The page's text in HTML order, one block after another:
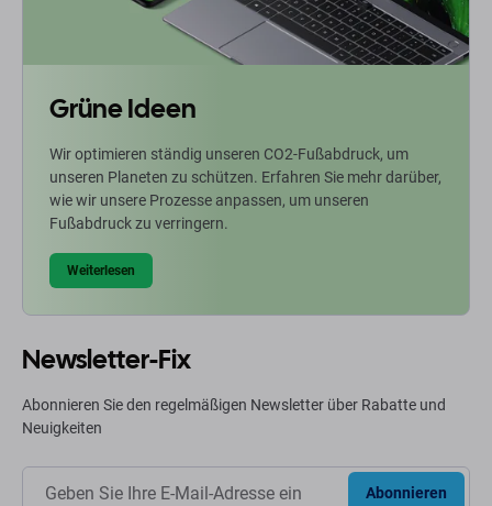
Grüne Ideen
Wir optimieren ständig unseren CO2-Fußabdruck, um
unseren Planeten zu schützen. Erfahren Sie mehr darüber,
wie wir unsere Prozesse anpassen, um unseren
Fußabdruck zu verringern.
Weiterlesen
Newsletter-Fix
Abonnieren Sie den regelmäßigen Newsletter über Rabatte und
Neuigkeiten
Abonnieren